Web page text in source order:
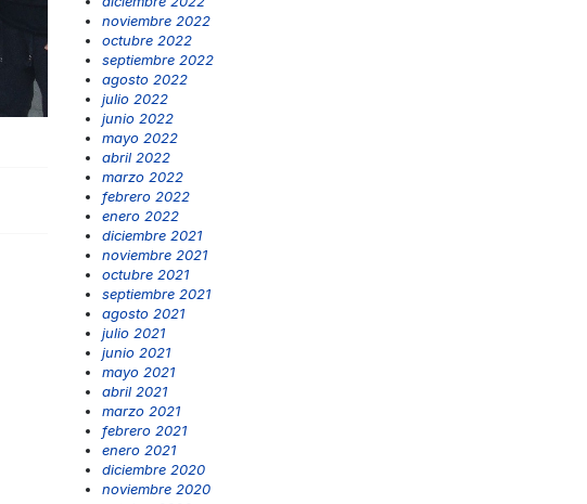
noviembre 2022
octubre 2022
septiembre 2022
agosto 2022
julio 2022
junio 2022
mayo 2022
abril 2022
marzo 2022
febrero 2022
enero 2022
diciembre 2021
noviembre 2021
octubre 2021
septiembre 2021
agosto 2021
julio 2021
junio 2021
mayo 2021
abril 2021
marzo 2021
febrero 2021
enero 2021
diciembre 2020
noviembre 2020